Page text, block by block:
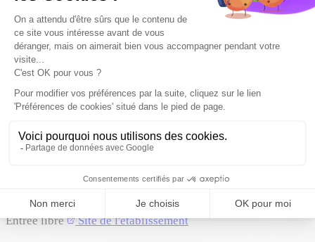
Lieu
74600Annecy
Auvergne-Rhône-Alpes (74 - Haute-Savoie)
Adresse :2 bis avenue Henri Zanaroli, Seynod
04 50 68 71 23
Leaflet |©OpenStreetMap
Itinéraire
Voir sur Google Maps
Inscription
Entrée libre Site de l'établissement